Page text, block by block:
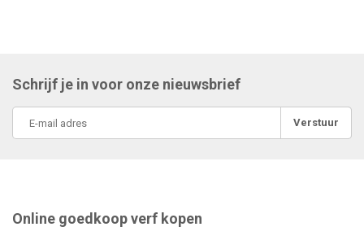
Schrijf je in voor onze nieuwsbrief
Verstuur
Online goedkoop verf kopen